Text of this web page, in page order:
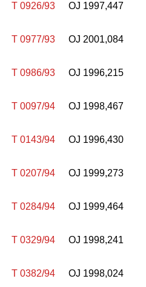
T 0926/93 OJ 1997,447
T 0977/93 OJ 2001,084
T 0986/93 OJ 1996,215
T 0097/94 OJ 1998,467
T 0143/94 OJ 1996,430
T 0207/94 OJ 1999,273
T 0284/94 OJ 1999,464
T 0329/94 OJ 1998,241
T 0382/94 OJ 1998,024